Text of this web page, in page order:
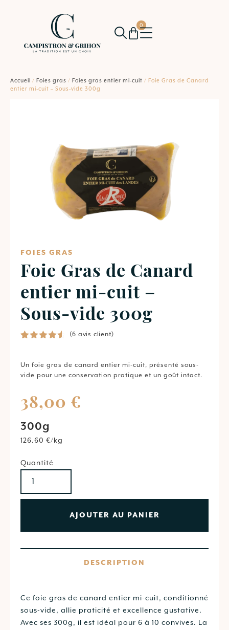
0
Accueil / Foies gras / Foies gras entier mi-cuit / Foie Gras de Canard
entier mi-cuit – Sous-vide 300g
FOIES GRAS
Foie Gras de Canard
entier mi-cuit –
Sous-vide 300g
basé
sur
notations
(6 avis client)
Un foie gras de canard entier mi-cuit, présenté sous-
vide pour une conservation pratique et un goût intact.
38,00 €
300g
126.60 €/kg
Quantité
AJOUTER AU PANIER
DESCRIPTION
Ce foie gras de canard entier mi-cuit, conditionné
sous-vide, allie praticité et excellence gustative.
Avec ses 300g, il est idéal pour 6 à 10 convives. La